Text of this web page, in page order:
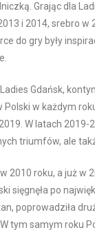
Grając dla
i 2014, srebro w
do gry były
Gdańsk,
w każdym
W latach 2019-
triumfów, ale
2010 roku, a już w
sięgnęła po
poprowadziła
tym samym roku